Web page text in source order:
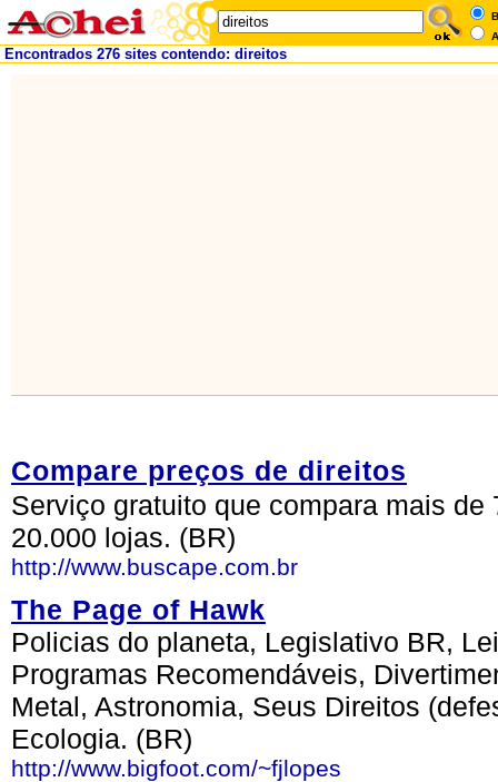
Encontrados 276 sites contendo: direitos
Compare preços de direitos
Serviço gratuito que compara mais
20.000 lojas. (BR)
http://www.buscape.com.br
The Page of Hawk
Policias do planeta, Legislativo BR,
Programas Recomendáveis,
Metal, Astronomia, Seus Direitos
Ecologia. (BR)
http://www.bigfoot.com/~fjlopes